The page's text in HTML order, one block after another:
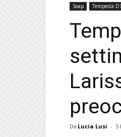
Soap Tempesta
Da Lucia Lusi - 5